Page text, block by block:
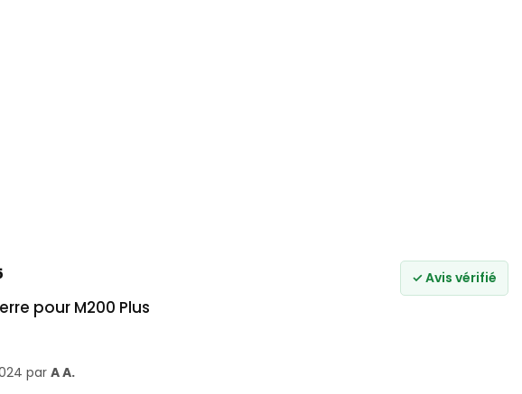
pour M200 Plus
✓ Avis vérifié
parA A.